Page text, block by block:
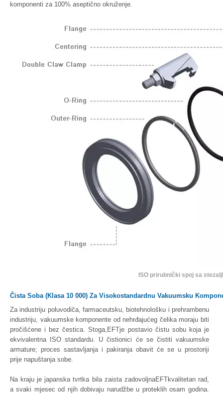
komponenti za 100% aseptično okruženje.
ISO prirubnički spoj sa
Čista Soba (klasa 10 000) Za Visokostandardnu ​​vakuumsku
Za industriju poluvodiča, farmaceutsku, biotehnološku i prehrambenu
industriju, vakuumske komponente od nehrđajućeg čelika moraju biti
pročišćene i bez čestica. Stoga,EFTje postavio čistu sobu koja je
ekvivalentna ISO standardu. U čistionici će se čistiti vakuumske
armature; proces sastavljanja i pakiranja obavit će se u prostoriji
prije napuštanja sobe.
Na kraju je japanska tvrtka bila zaista zadovoljnaEFTkvalitetan rad,
a svaki mjesec od njih dobivaju narudžbe u proteklih osam godina.